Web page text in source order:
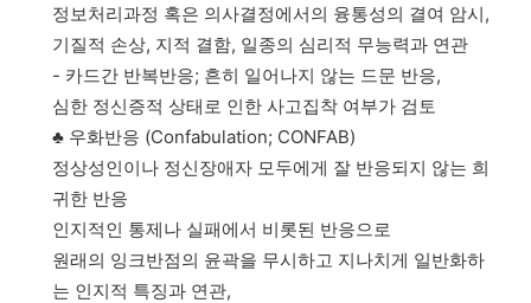
정보처리과정 혹은 의사결정에서의 융통성의 결여 암시,
기질적 손상, 지적 결함, 일종의 심리적 무능력과 연관
- 카드간 반복반응; 흔히 일어나지 않는 드문 반응,
심한 정신증적 상태로 인한 사고집착 여부가 검토
♣ 우화반응 (Confabulation; CONFAB)
정상성인이나 정신장애자 모두에게 잘 반응되지 않는 희
귀한 반응
인지적인 통제나 실패에서 비롯된 반응으로
원래의 잉크반점의 윤곽을 무시하고 지나치게 일반화하
는 인지적 특징과 연관,